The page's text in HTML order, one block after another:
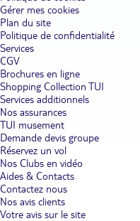
Gérer mes cookies
Plan du site
Politique de confidentialité
Services
CGV
Brochures en ligne
Shopping Collection TUI
Services additionnels
Nos assurances
TUI musement
Demande devis groupe
Réservez un vol
Nos Clubs en vidéo
Aides & Contacts
Contactez nous
Nos avis clients
Votre avis sur le site